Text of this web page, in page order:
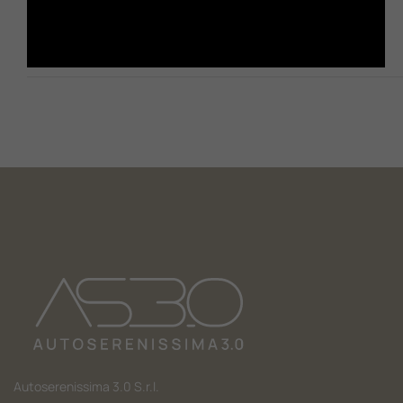
Autoserenissima 3.0 S.r.l.